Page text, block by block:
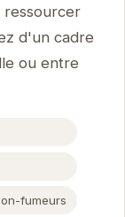
ressourcer
d'un cadre
ou entre
fumeurs